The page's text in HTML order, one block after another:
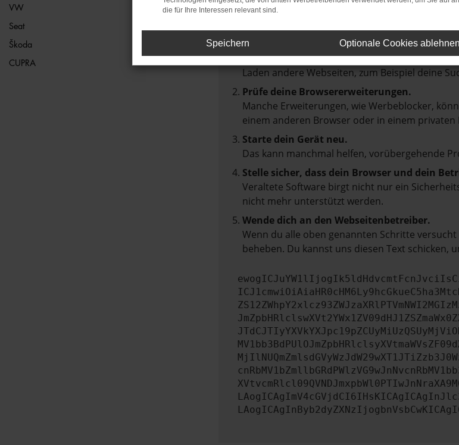
VW
Seat
Škoda
CUPRA
Hier sind ein paar Tipps, die dir helfen können:
Überprüfe deine Firewall und deine
Laden andere Webseiten, zum Beispiel deine
Prüfe deine Browsererweiterungen.
Manche Erweiterungen, wie Werbeblocker,
einem anderen Browser oder in einem privaten
Starte dein Gerät neu.
Das kann manchmal helfen, vorübergehende
Stelle sicher, dass dein Browser und dein
Veraltete Software birgt nicht nur ein
nicht mehr unterstützt werden.
Wende dich an den Webseitenbetreiber.
Wenn du alle oben genannten Schritte
beheben. Du kannst uns diesen Text schicken,
die für Ihre Interessen relevant sind.
Speichern Optionale Cookies ablehnen